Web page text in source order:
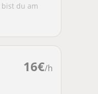
du am
16€/h